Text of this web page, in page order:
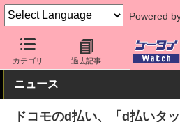
Powered
カテゴリ 過去記事
ケータイ Watch キャリア ドコモ
ニュース
ドコモのd払い、「d払いタ